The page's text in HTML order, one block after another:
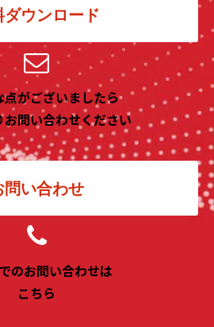
ダウンロード
点がございましたら
お問い合わせください
問い合わせ
のお問い合わせは
こちら